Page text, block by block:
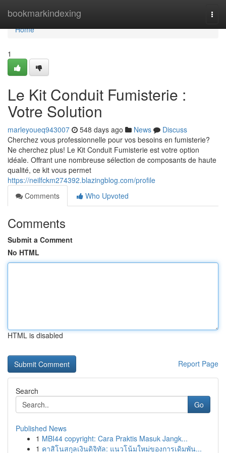
bookmarkindexing
Home
Home
1
Le Kit Conduit Fumisterie :
Votre Solution
marleyoueq943007 548 days ago News
Discuss
Cherchez vous professionnelle pour vos besoins en fumisterie?
Ne cherchez plus! Le Kit Conduit Fumisterie est votre option
idéale. Offrant une nombreuse sélection de composants de haute
qualité, ce kit vous permet
https://neilfckm274392.blazingblog.com/profile
Comments
Who Upvoted
Comments
Submit a Comment
No HTML
HTML is disabled
Report Page
Search
Go
Published News
1 MBI44 copyright: Cara Praktis Masuk Jangk...
1 คาสิโนสกุลเงินดิจิทัล: แนวโน้มใหม่ของการเดิมพัน...